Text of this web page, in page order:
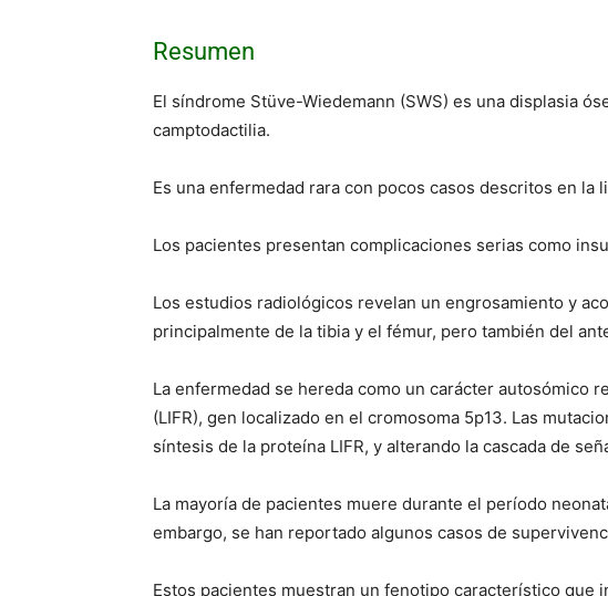
Resumen
El síndrome Stüve-Wiedemann (SWS) es una displasia
camptodactilia.
Es una enfermedad rara con pocos casos descritos en la
Los pacientes presentan complicaciones serias como
Los estudios radiológicos revelan un engrosamiento y
principalmente de la tibia y el fémur, pero también del
La enfermedad se hereda como un carácter autosómico
(LIFR), gen localizado en el cromosoma 5p13. Las
síntesis de la proteína LIFR, y alterando la cascada de
La mayoría de pacientes muere durante el período
embargo, se han reportado algunos casos de
Estos pacientes muestran un fenotipo característico